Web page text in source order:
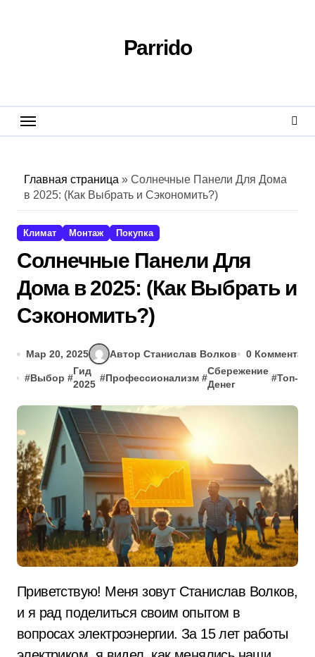
Parrido
Главная страница » Солнечные Панели Для Дома
в 2025: (Как Выбрать и Сэкономить?)
Климат Монтаж Покупка
Солнечные Панели Для
Дома в 2025: (Как Выбрать и
Сэкономить?)
Мар 20, 2025 Автор Станислав Волков 0
#Выбор #
Гид
2025
#Профессионализм #
Сбережение
Денег
#Топ-5
Приветствую! Меня зовут Станислав Волков,
и я рад поделиться своим опытом в
вопросах электроэнергии. За 15 лет работы